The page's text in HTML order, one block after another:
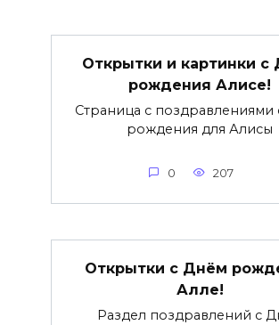
Открытки и картинки с
рождения Алисе!
Страница с поздравлениями
рождения для Алисы
0 207
Открытки с Днём
Алле!
Раздел поздравлений с